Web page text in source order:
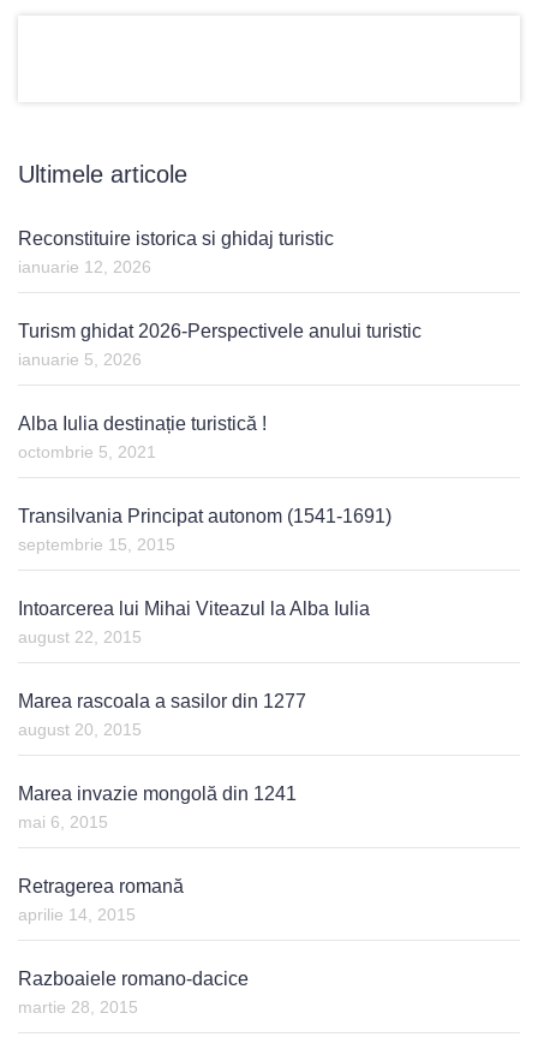
Ultimele articole
Reconstituire istorica si ghidaj turistic
ianuarie 12, 2026
Turism ghidat 2026-Perspectivele anului turistic
ianuarie 5, 2026
Alba Iulia destinație turistică !
octombrie 5, 2021
Transilvania Principat autonom (1541-1691)
septembrie 15, 2015
Intoarcerea lui Mihai Viteazul la Alba Iulia
august 22, 2015
Marea rascoala a sasilor din 1277
august 20, 2015
Marea invazie mongolă din 1241
mai 6, 2015
Retragerea romană
aprilie 14, 2015
Razboaiele romano-dacice
martie 28, 2015